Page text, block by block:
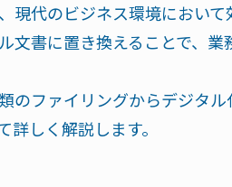
現代のビジネス環境において
文書に置き換えることで、
のファイリングからデジタ
詳しく解説します。